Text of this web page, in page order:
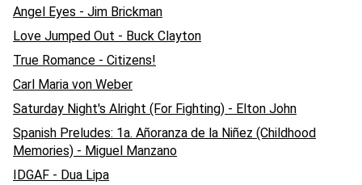
Angel Eyes - Jim Brickman
Love Jumped Out - Buck Clayton
True Romance - Citizens!
Carl Maria von Weber
Saturday Night's Alright (For Fighting) - Elton John
Spanish Preludes: 1a. Añoranza de la Niñez (Childhood
Memories) - Miguel Manzano
IDGAF - Dua Lipa